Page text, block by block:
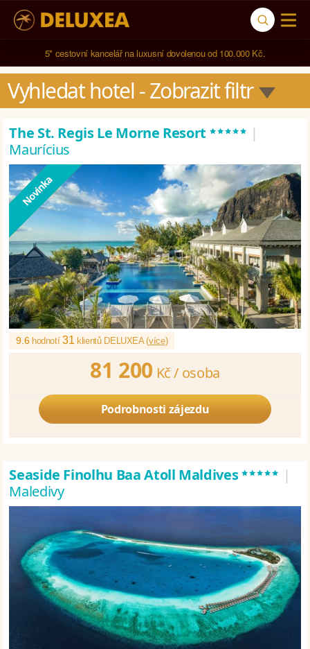
5* cestovní kancelář na luxusní dovolenou od 100.000 Kč.
Vyhledat hotel - Zobrazit filtr
The St. Regis Le Morne Resort ***** |
Maurícius
9.6 hodnotí31 klientů DELUXEA (více)
81 200 Kč / osoba
Podrobnosti zájezdu
Seaside Finolhu Baa Atoll Maldives***** |
Maledivy